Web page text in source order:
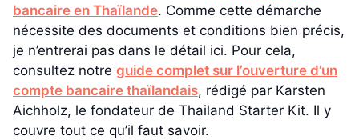
bancaire en Thaïlande. Comme cette démarche
nécessite des documents et conditions bien précis,
je n’entrerai pas dans le détail ici. Pour cela,
consultez notre guide complet sur l’ouverture d’un
compte bancaire thaïlandais, rédigé par Karsten
Aichholz, le fondateur de Thailand Starter Kit. Il y
couvre tout ce qu’il faut savoir.